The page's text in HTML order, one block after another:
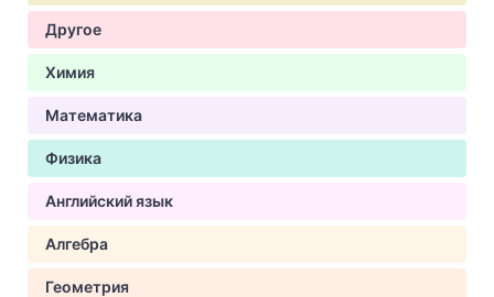
Другое
Химия
Математика
Физика
Английский язык
Алгебра
Геометрия